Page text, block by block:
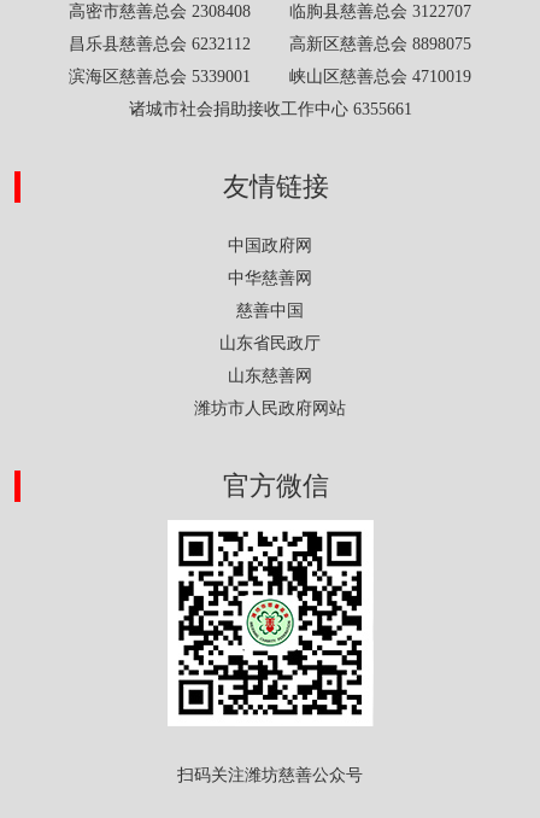
高密市慈善总会 2308408 临朐县慈善总会 3122707
昌乐县慈善总会 6232112 高新区慈善总会 8898075
滨海区慈善总会 5339001 峡山区慈善总会 4710019
诸城市社会捐助接收工作中心 6355661
友情链接
中国政府网
中华慈善网
慈善中国
山东省民政厅
山东慈善网
潍坊市人民政府网站
官方微信
扫码关注潍坊慈善公众号